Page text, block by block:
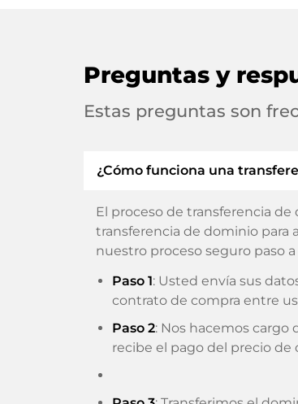
Preguntas y
Estas preguntas son
¿Cómo funciona una
El proceso de transferencia
transferencia de dominio para
nuestro proceso seguro paso a
Paso 1: Usted envía sus
contrato de compra entre
Paso 2: Nos hacemos
recibe el pago del precio de